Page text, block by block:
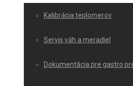
Kalibrácia teplomerov
Servis váh a meradiel
Dokumentácia pre gastro